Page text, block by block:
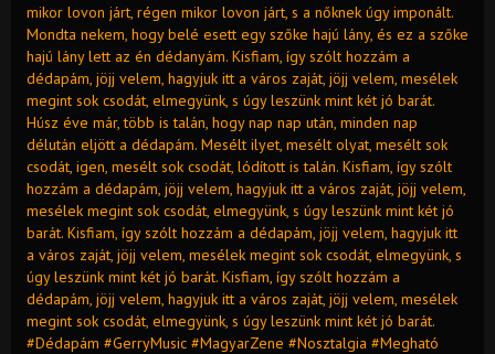
mikor lovon járt, régen mikor lovon járt, s a nőknek úgy imponált.
Mondta nekem, hogy belé esett egy szőke hajú lány, és ez a szőke
hajú lány lett az én dédanyám. Kisfiam, így szólt hozzám a
dédapám, jöjj velem, hagyjuk itt a város zaját, jöjj velem, mesélek
megint sok csodát, elmegyünk, s úgy leszünk mint két jó barát.
Húsz éve már, több is talán, hogy nap nap után, minden nap
délután eljött a dédapám. Mesélt ilyet, mesélt olyat, mesélt sok
csodát, igen, mesélt sok csodát, lódított is talán. Kisfiam, így szólt
hozzám a dédapám, jöjj velem, hagyjuk itt a város zaját, jöjj velem,
mesélek megint sok csodát, elmegyünk, s úgy leszünk mint két jó
barát. Kisfiam, így szólt hozzám a dédapám, jöjj velem, hagyjuk itt
a város zaját, jöjj velem, mesélek megint sok csodát, elmegyünk, s
úgy leszünk mint két jó barát. Kisfiam, így szólt hozzám a
dédapám, jöjj velem, hagyjuk itt a város zaját, jöjj velem, mesélek
megint sok csodát, elmegyünk, s úgy leszünk mint két jó barát.
#Dédapám #GerryMusic #MagyarZene #Nosztalgia #Megható